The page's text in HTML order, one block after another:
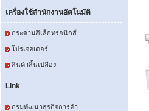
เครื่องใช้สำนักงานอัตโนมัติ
กระดานอิเล็กทรอนิกส์
โปรเจคเตอร์
สินค้าสิ้นเปลือง
Link
กรมพัฒนาธุรกิจการค้า